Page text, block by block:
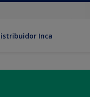
Inca